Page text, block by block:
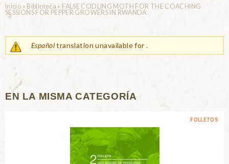
Usted está aquí
Inicio » Biblioteca » FALSE CODLING MOTH FOR THE COACHING
SESSIONS FOR PEPPER GROWERS IN RWANDA
Españoltranslation unavailable for.
EN LA MISMA CATEGORÍA
FOLLETOS